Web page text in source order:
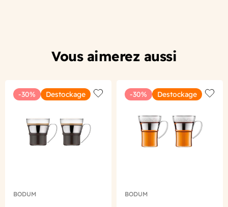
Vous aimerez aussi
-30% Destockage
Add to wishlist
BODUM
-30% Destockage
BODUM